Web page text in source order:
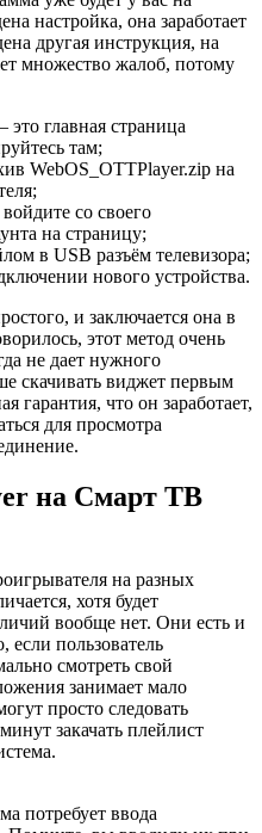
настройка, она заработает
другая инструкция, на
множество жалоб, потому
это главная страница
там;
WebOS_OTTPlayer.zip на
со своего
на страницу;
в USB разъём телевизора;
нового устройства.
и заключается она в
этот метод очень
не дает нужного
скачивать виджет первым
гарантия, что он заработает,
для просмотра
на Смарт ТВ
на разных
хотя будет
вообще нет. Они есть и
пользователь
смотреть свой
занимает мало
просто следовать
закачать плейлист
потребует ввода